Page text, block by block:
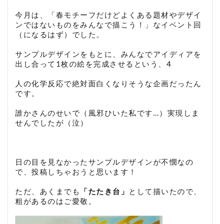
今月は、「春モチーフだけどよくある題材やデザイ
ンではないものをみんなで描こう！」なイベント回
（になるはず）でした。
サンプルデザインをもとに、みんなでアイディアを
出し合って1枚の絵を完成させるという、4
人の化学反応で絶対面白くなりそうな企画だったん
です。
誰かさんのせいで（風邪ひいた私です…）実現しま
せんでしたが（泣）
日の目を見なかったサンプルデザインが不憫なの
で、投稿しちゃおうと思います！
ただ、あくまでも 「たたき台」
として描いたので、
粗があるのはご愛敬。